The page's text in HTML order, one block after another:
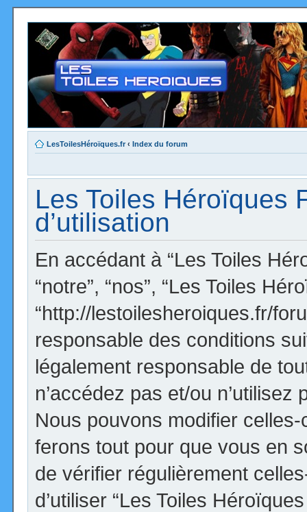
LesToilesHéroïques.fr ‹ Index du forum
Les Toiles Héroïques
d’utilisation
En accédant à “Les Toiles
“notre”, “nos”, “Les Toiles
“http://lestoilesheroiques.fr/
responsable des conditions
légalement responsable de
n’accédez pas et/ou n’utilisez
Nous pouvons modifier
ferons tout pour que vous en
de vérifier régulièrement
d’utiliser “Les Toiles